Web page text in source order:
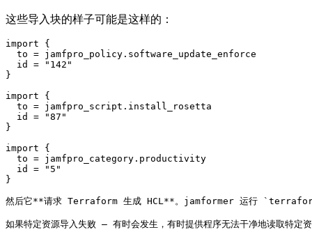
这些导入块的样子可能是这样的：
import {
  to = jamfpro_policy.software_update_enforce
  id = "142"
}
import {
  to = jamfpro_script.install_rosetta
  id = "87"
}
import {
  to = jamfpro_category.productivity
  id = "5"
}
然后它**请求 Terraform 生成 HCL**。jamformer 运行
如果特定资源导入失败 — 有时会发生，有时提供程序无法干净地读取特